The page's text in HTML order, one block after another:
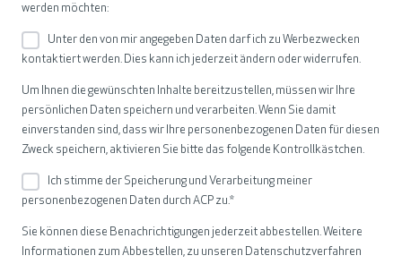
werden möchten:
Unter den von mir angegeben Daten darf ich zu Werbezwecken
kontaktiert werden. Dies kann ich jederzeit ändern oder widerrufen.
Um Ihnen die gewünschten Inhalte bereitzustellen, müssen wir Ihre
persönlichen Daten speichern und verarbeiten. Wenn Sie damit
einverstanden sind, dass wir Ihre personenbezogenen Daten für diesen
Zweck speichern, aktivieren Sie bitte das folgende Kontrollkästchen.
Ich stimme der Speicherung und Verarbeitung meiner
personenbezogenen Daten durch ACP zu.*
Sie können diese Benachrichtigungen jederzeit abbestellen. Weitere
Informationen zum Abbestellen, zu unseren Datenschutzverfahren